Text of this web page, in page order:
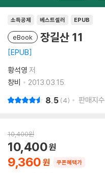
소득공제 베스트셀러 EPUB
eBook 장길산 11
EPUB
황석영 저
창비
2013.03.15.
8.5 4 판매지수
10,400원
9,360
10,400
쿠폰혜택가